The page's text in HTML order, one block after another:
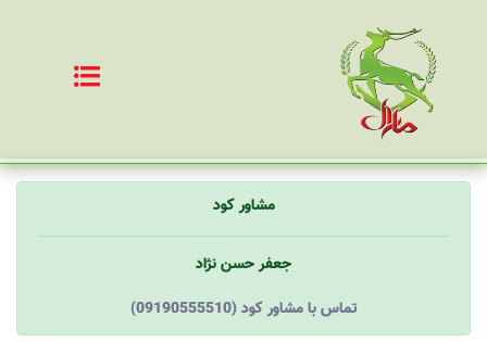
مشاور کود
جعفر حسن نژاد
(09190555510) تماس با مشاور کود